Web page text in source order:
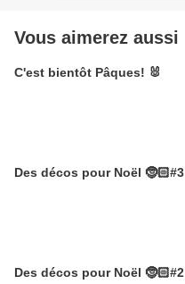
Vous aimerez aussi
C'est bientôt Pâques! 🐰
Des décos pour Noël 🤶🏻#3
Des décos pour Noël 🤶🏻#2